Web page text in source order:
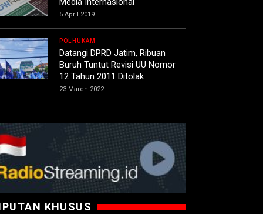
5 April 2019
POLHUKAM
Datangi DPRD Jatim, Ribuan
Buruh Tuntut Revisi UU Nomor
12 Tahun 2011 Ditolak
23 March 2022
KHUSUS